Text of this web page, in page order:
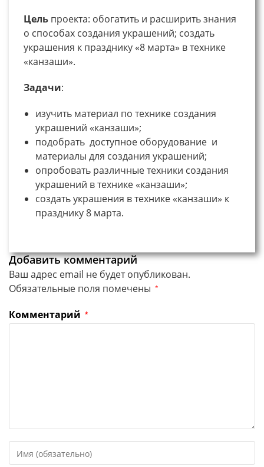
Цель проекта: обогатить и расширить знания
о способах создания украшений; создать
украшения к празднику «8 марта» в технике
«канзаши».
Задачи:
изучить материал по технике создания
украшений «канзаши»;
подобрать доступное оборудование и
материалы для создания украшений;
опробовать различные техники создания
украшений в технике «канзаши»;
создать украшения в технике «канзаши» к
празднику 8 марта.
Добавить комментарий
Ваш адрес email не будет опубликован.
Обязательные поля помечены *
Комментарий *
свое